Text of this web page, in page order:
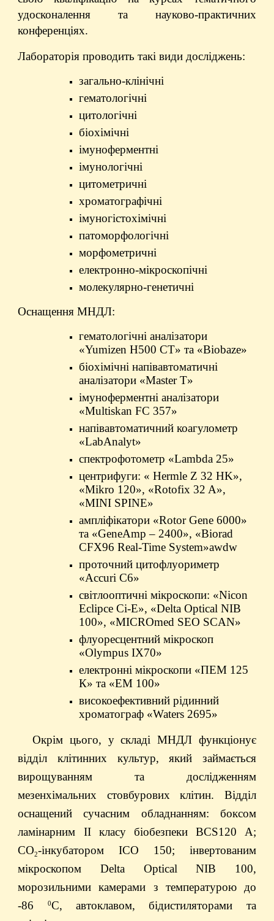
удосконалення та науково-практичних
конференціях.
Лабораторія проводить такі види досліджень:
загально-клінічні
гематологічні
цитологічні
біохімічні
імуноферментні
імунологічні
цитометричні
хроматографічні
імуногістохімічні
патоморфологічні
морфометричні
електронно-мікроскопічні
молекулярно-генетичні
Оснащення МНДЛ:
гематологічні аналізатори
«Yumizen H500 CT» та «Biobaze»
біохімічні напівавтоматичні
аналізатори «Master T»
імуноферментні аналізатори
«Multiskan FС 357»
напівавтоматичний коагулометр
«LabAnalyt»
спектрофотометр «Lambda 25»
центрифуги: « Hermle Z 32 HK»,
«Mikro 120», «Rotofix 32 A»,
«MINI SPINE»
ампліфікатори «Rotor Gene 6000»
та «GeneAmp – 2400», «Biorad
CFX96 Real-Time System»awdw
проточний цитофлуориметр
«Accuri C6»
світлооптичні мікроскопи: «Nicon
Eclipce Ci-E», «Delta Optical NIB
100», «MICROmed SEO SCAN»
флуоресцентний мікроскоп
«Olympus ІХ70»
електронні мікроскопи «ПЕМ 125
К» та «ЕМ 100»
високоефективний рідинний
хроматограф «Waters 2695»
Окрім цього, у складі МНДЛ функціонує
відділ клітинних культур, який займається
вирощуванням та дослідженням
мезенхімальних стовбурових клітин. Відділ
оснащений сучасним обладнанням: боксом
ламінарним ІІ класу біобезпеки BCS120 A;
СО2-інкубатором ICO 150; інвертованим
мікроскопом Delta Optical NIB 100,
морозильними камерами з температурою до
-86
0С, автоклавом, бідистиляторами та